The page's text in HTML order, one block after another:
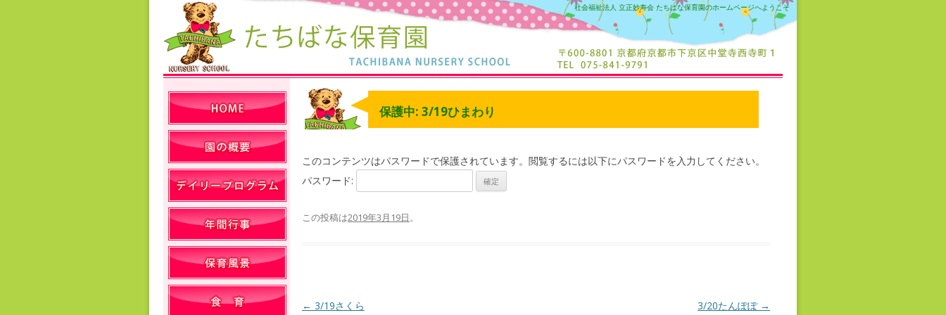
社会福祉法人 立正妙寿会 たちばな保育園のホームページへようこそ
保護中: 3/19ひまわり
このコンテンツはパスワードで保護されています。閲覧するには以下にパスワードを入力してください。
パスワード:
この投稿は2019年3月19日。
← 3/19さくら 3/20たんぽぽ →